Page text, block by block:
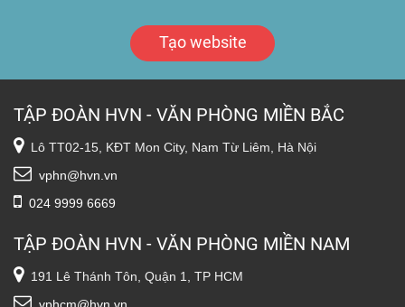
Tạo website
TẬP ĐOÀN HVN - VĂN PHÒNG MIỀN BẮC
Lô TT02-15, KĐT Mon City, Nam Từ Liêm, Hà Nội
vphn@hvn.vn
024 9999 6669
TẬP ĐOÀN HVN - VĂN PHÒNG MIỀN NAM
191 Lê Thánh Tôn, Quận 1, TP HCM